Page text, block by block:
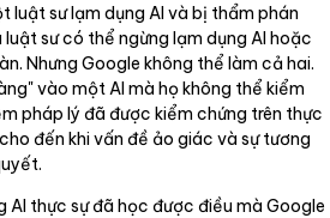
luật sư lạm dụng AI và bị thẩm phán
sư có thể ngừng lạm dụng AI hoặc
Nhưng Google không thể làm cả hai.
vào một AI mà họ không thể kiểm
pháp lý đã được kiểm chứng trên thực
đến khi vấn đề ảo giác và sự tương
AI thực sự đã học được điều mà Google